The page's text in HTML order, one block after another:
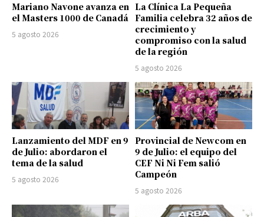
Mariano Navone avanza en
el Masters 1000 de Canadá
5 agosto 2026
La Clínica La Pequeña
Familia celebra 32 años de
crecimiento y
compromiso con la salud
de la región
5 agosto 2026
Lanzamiento del MDF en 9
de Julio: abordaron el
tema de la salud
5 agosto 2026
Provincial de Newcom en
9 de Julio: el equipo del
CEF Ni Ni Fem salió
Campeón
5 agosto 2026